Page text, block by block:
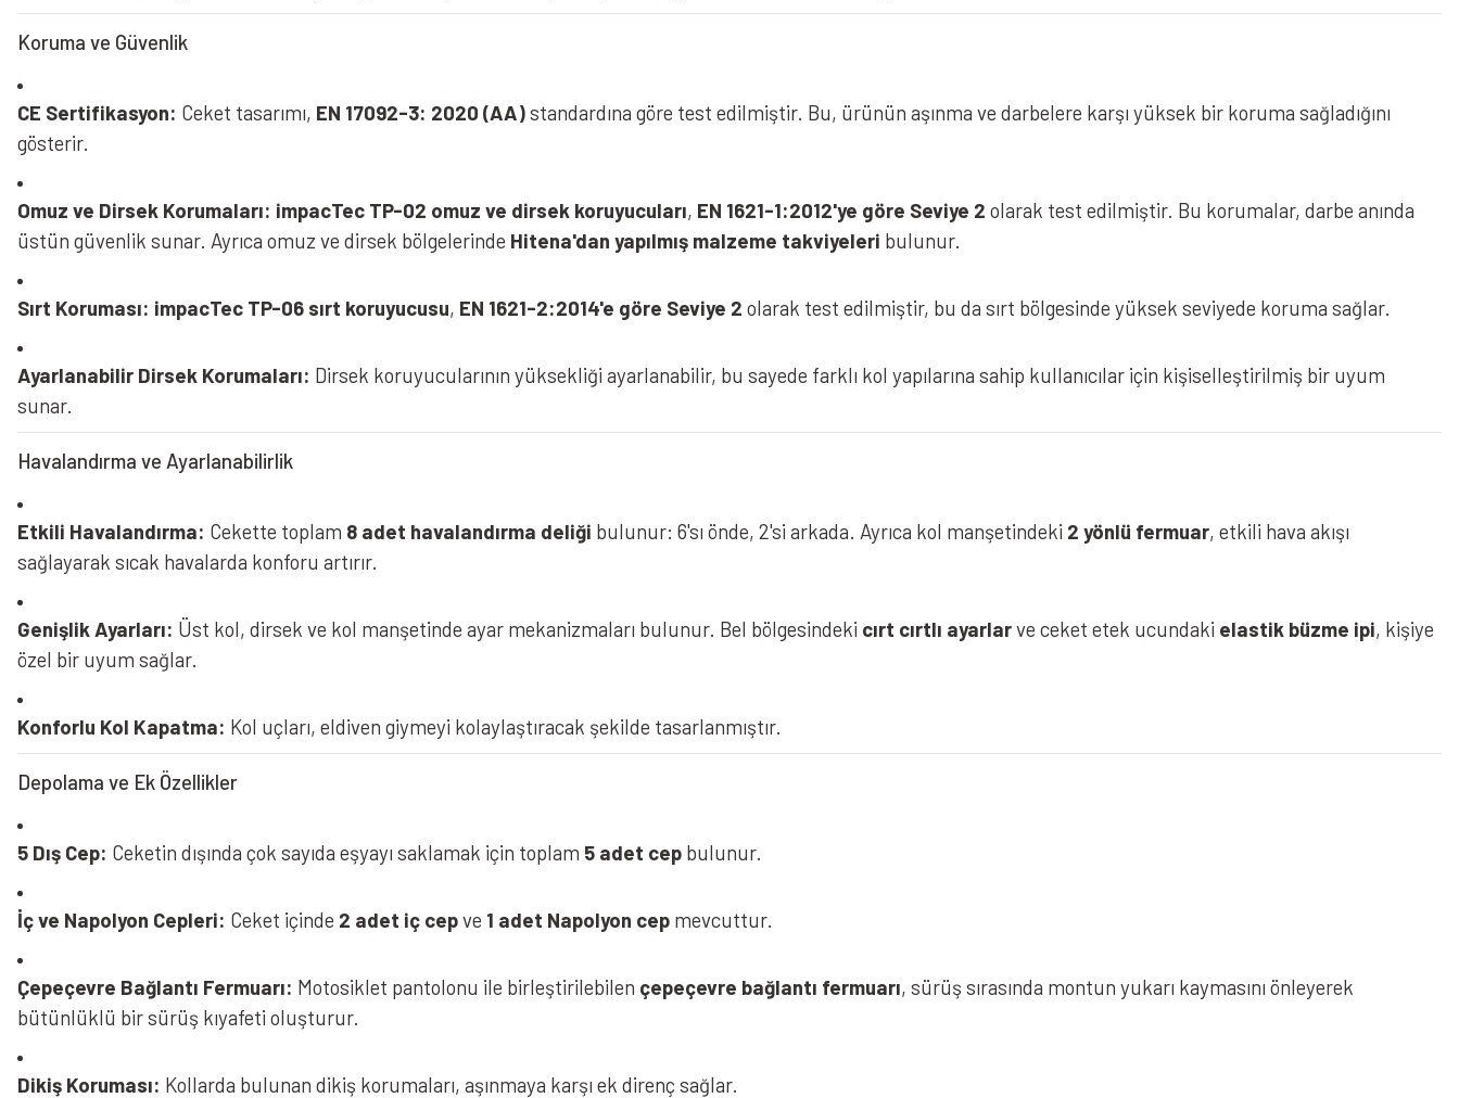
Koruma ve Güvenlik
CE Sertifikasyon: Ceket tasarımı, EN 17092-3: 2020 (AA)standardına göre test edilmiştir. Bu, ürünün aşınma ve darbelere karşı yüksek bir koruma sağladığını
gösterir.
Omuz ve Dirsek Korumaları: impacTec TP-02 omuz ve dirsek koruyucuları, EN 1621-1:2012'ye göre Seviye 2 olarak test edilmiştir. Bu korumalar, darbe anında
üstün güvenlik sunar. Ayrıca omuz ve dirsek bölgelerinde Hitena'dan yapılmış malzeme takviyeleri bulunur.
Sırt Koruması: impacTec TP-06 sırt koruyucusu, EN 1621-2:2014'e göre Seviye 2 olarak test edilmiştir, bu da sırt bölgesinde yüksek seviyede koruma sağlar.
Ayarlanabilir Dirsek Korumaları: Dirsek koruyucularının yüksekliği ayarlanabilir, bu sayede farklı kol yapılarına sahip kullanıcılar için kişiselleştirilmiş bir uyum
sunar.
Havalandırma ve Ayarlanabilirlik
Etkili Havalandırma: Cekette toplam 8 adet havalandırma deliği bulunur: 6'sı önde, 2'si arkada. Ayrıca kol manşetindeki 2 yönlü fermuar, etkili hava akışı
sağlayarak sıcak havalarda konforu artırır.
Genişlik Ayarları: Üst kol, dirsek ve kol manşetinde ayar mekanizmaları bulunur. Bel bölgesindeki cırt cırtlı ayarlarve ceket etek ucundaki elastik büzme ipi, kişiye
özel bir uyum sağlar.
Konforlu Kol Kapatma: Kol uçları, eldiven giymeyi kolaylaştıracak şekilde tasarlanmıştır.
Depolama ve Ek Özellikler
5 Dış Cep: Ceketin dışında çok sayıda eşyayı saklamak için toplam 5 adet cep bulunur.
İç ve Napolyon Cepleri: Ceket içinde 2 adet iç cepve 1 adet Napolyon cep mevcuttur.
Çepeçevre Bağlantı Fermuarı: Motosiklet pantolonu ile birleştirilebilen çepeçevre bağlantı fermuarı, sürüş sırasında montun yukarı kaymasını önleyerek
bütünlüklü bir sürüş kıyafeti oluşturur.
Dikiş Koruması: Kollarda bulunan dikiş korumaları, aşınmaya karşı ek direnç sağlar.